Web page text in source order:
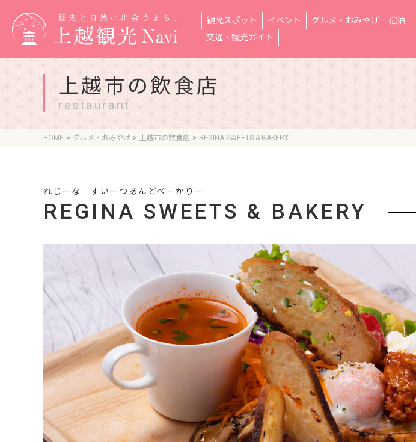
観光スポット イベント グルメ・おみやげ 宿泊
交通・観光ガイド
上越市の飲食店
restaurant
HOME グルメ・おみやげ 上越市の飲食店 REGINA SWEETS & BAKERY
REGINA SWEETS & BAKERY
れじーな すいーつあんどべーかりー